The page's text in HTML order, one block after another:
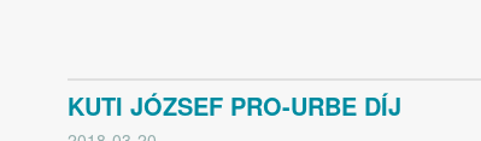
KUTI JÓZSEF PRO-URBE DÍJ